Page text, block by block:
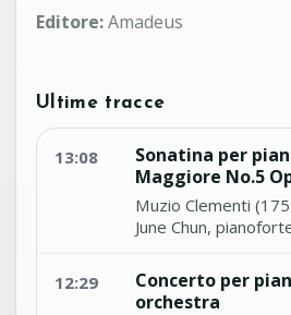
Editore:Amadeus
Ultime tracce
13:08
Sonatina per
Maggiore No.5
Muzio Clementi
June Chun,
12:29
Concerto per
orchestra